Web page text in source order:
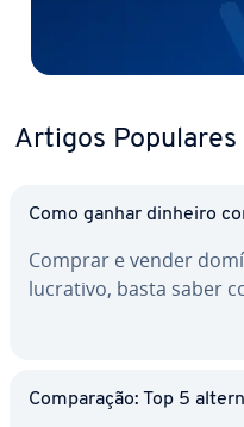
Artigos Populares
Como ganhar dinheiro
Comprar e vender
lucrativo, basta saber
Com­pa­ra­ção: Top 5